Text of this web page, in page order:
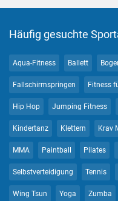
Häufig gesuchte
Aqua-Fitness Ballett
Fallschirmspringen Fitness
Hip Hop Jumping Fitness
Kindertanz Klettern Krav
MMA Paintball Pilates
Selbstverteidigung Tennis
Wing Tsun Yoga Zumba